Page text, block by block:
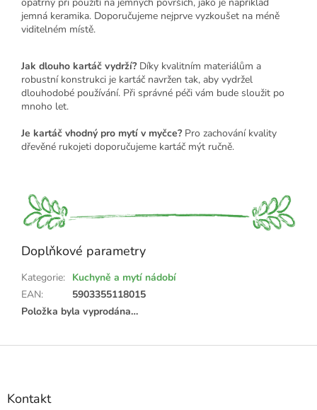
jemná keramika. Doporučujeme nejprve vyzkoušet na méně
viditelném místě.
Jak dlouho kartáč vydrží?Díky kvalitním materiálům a
robustní konstrukci je kartáč navržen tak, aby vydržel
dlouhodobé používání. Při správné péči vám bude sloužit po
mnoho let.
Je kartáč vhodný pro mytí v myčce?Pro zachování kvality
dřevěné rukojeti doporučujeme kartáč mýt ručně.
Doplňkové parametry
Kategorie: Kuchyně a mytí nádobí
EAN:
5903355118015
Položka byla vyprodána…
Z
Kontakt